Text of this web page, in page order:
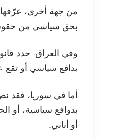
من جهة أخرى، عرّفها
بحق سياسي من حقوق
بدافع سياسي أو تقع
بدوافع سياسية، أو
أو أناني.